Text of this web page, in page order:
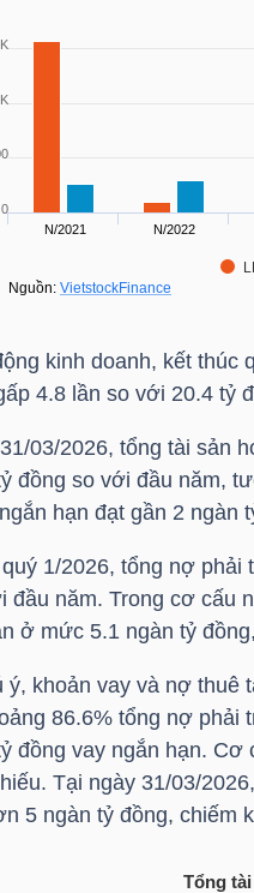
kinh doanh, kết thúc
4.8 lần so với 20.4 tỷ
03/2026, tổng tài sản
đồng so với đầu năm,
hạn đạt gần 2 ngàn
1/2026, tổng nợ phải
đầu năm. Trong cơ cấu
ở mức 5.1 ngàn tỷ
ý, khoản vay và nợ thuê
86.6% tổng nợ phải
đồng vay ngắn hạn. Cơ
Tại ngày 31/03/
5 ngàn tỷ đồng, chiếm
Tổng